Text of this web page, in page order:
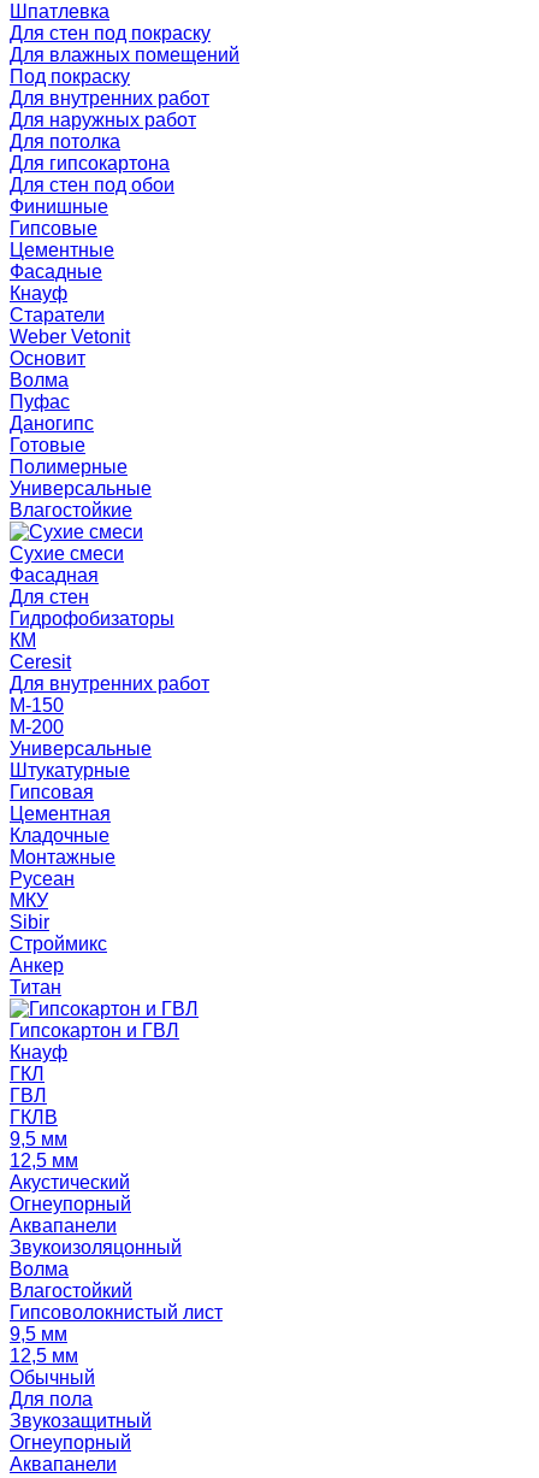
Шпатлевка
Для стен под покраску
Для влажных помещений
Под покраску
Для внутренних работ
Для наружных работ
Для потолка
Для гипсокартона
Для стен под обои
Финишные
Гипсовые
Цементные
Фасадные
Кнауф
Старатели
Weber Vetonit
Основит
Волма
Пуфас
Даногипс
Готовые
Полимерные
Универсальные
Влагостойкие
Сухие смеси
Фасадная
Для стен
Гидрофобизаторы
КМ
Ceresit
Для внутренних работ
М-150
М-200
Универсальные
Штукатурные
Гипсовая
Цементная
Кладочные
Монтажные
Русеан
МКУ
Sibir
Строймикс
Анкер
Титан
Гипсокартон и ГВЛ
Кнауф
ГКЛ
ГВЛ
ГКЛВ
9,5 мм
12,5 мм
Акустический
Огнеупорный
Аквапанели
Звукоизоляцонный
Волма
Влагостойкий
Гипсоволокнистый лист
9,5 мм
12,5 мм
Обычный
Для пола
Звукозащитный
Огнеупорный
Аквапанели